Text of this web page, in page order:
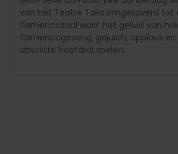
van het Teatre Talia omgetoverd tot
flamencozaal waar het geluid van
flamencogezang, gejuich, applaus
absolute hoofdrol spelen.